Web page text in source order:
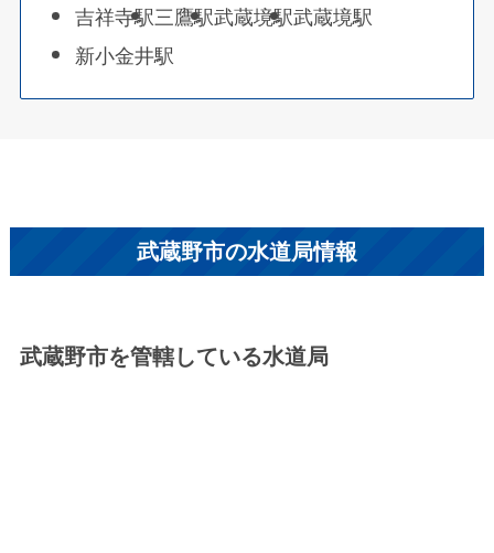
吉祥寺駅三鷹駅武蔵境駅武蔵境駅
新小金井駅
武蔵野市の水道局情報
武蔵野市を管轄している水道局